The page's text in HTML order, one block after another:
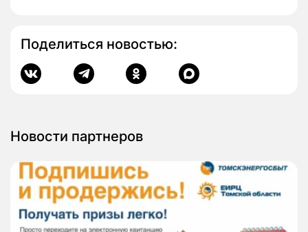
Поделиться новостью:
Новости партнеров